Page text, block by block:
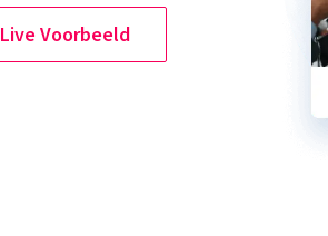
Live Voorbeeld